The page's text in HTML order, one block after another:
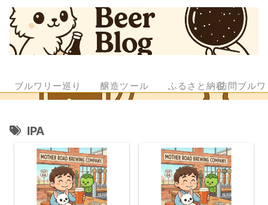
ブルワリー巡り 醸造ツール ふるさと納税訪問ブル
IPA